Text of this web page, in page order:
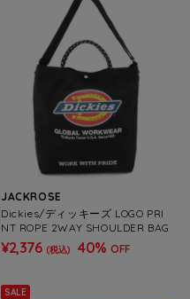
JACKROSE
Dickies/ディッキーズ LOGO PRI
NT ROPE 2WAY SHOULDER BAG
¥2,376 (税込) 40% OFF
SALE